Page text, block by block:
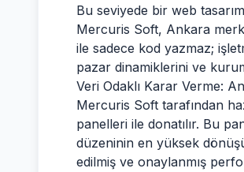
Bu seviyede bir web
Mercuris Soft, Ankara
ile sadece kod yazmaz;
pazar dinamiklerini ve
Veri Odaklı Karar Verme:
Mercuris Soft tarafından
panelleri ile donatılır. Bu
düzeninin en yüksek
edilmiş ve onaylanmış